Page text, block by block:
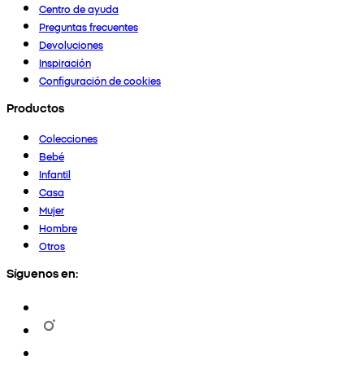
Centro de ayuda
Preguntas frecuentes
Devoluciones
Inspiración
Configuración de cookies
Productos
Colecciones
Bebé
Infantil
Casa
Mujer
Hombre
Otros
Síguenos en: